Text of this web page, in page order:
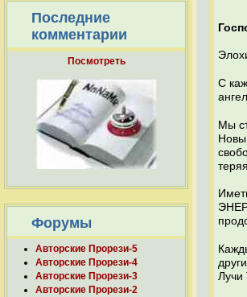
Последние
комментарии
Посмотреть
Форумы
Авторские Прорези-5
Авторские Прорези-4
Авторские Прорези-3
Авторские Прорези-2
С
Мы
Лучи